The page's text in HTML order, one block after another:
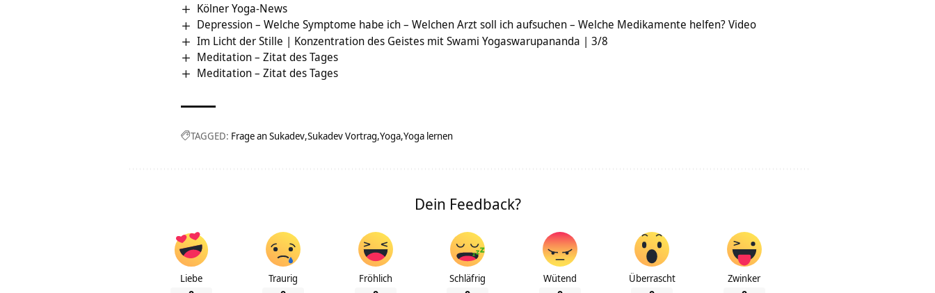
Kölner Yoga-News
Depression – Welche Symptome habe ich – Welchen Arzt soll ich aufsuchen – Welche Medikamente helfen? Video
Im Licht der Stille | Konzentration des Geistes mit Swami Yogaswarupananda | 3/8
Meditation – Zitat des Tages
Meditation – Zitat des Tages
TAGGED: Frage an Sukadev Sukadev Vortrag Yoga Yoga lernen
Dein Feedback?
Liebe Traurig Fröhlich Schläfrig Wütend Überrascht Zwinker